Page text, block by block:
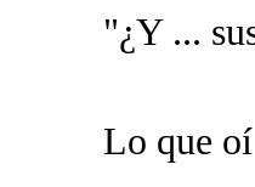
"¿Y ...
Lo que